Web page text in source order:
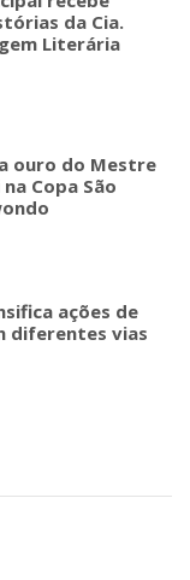
da Cia.
Literária
ouro do Mestre
Copa São
ações de
diferentes vias